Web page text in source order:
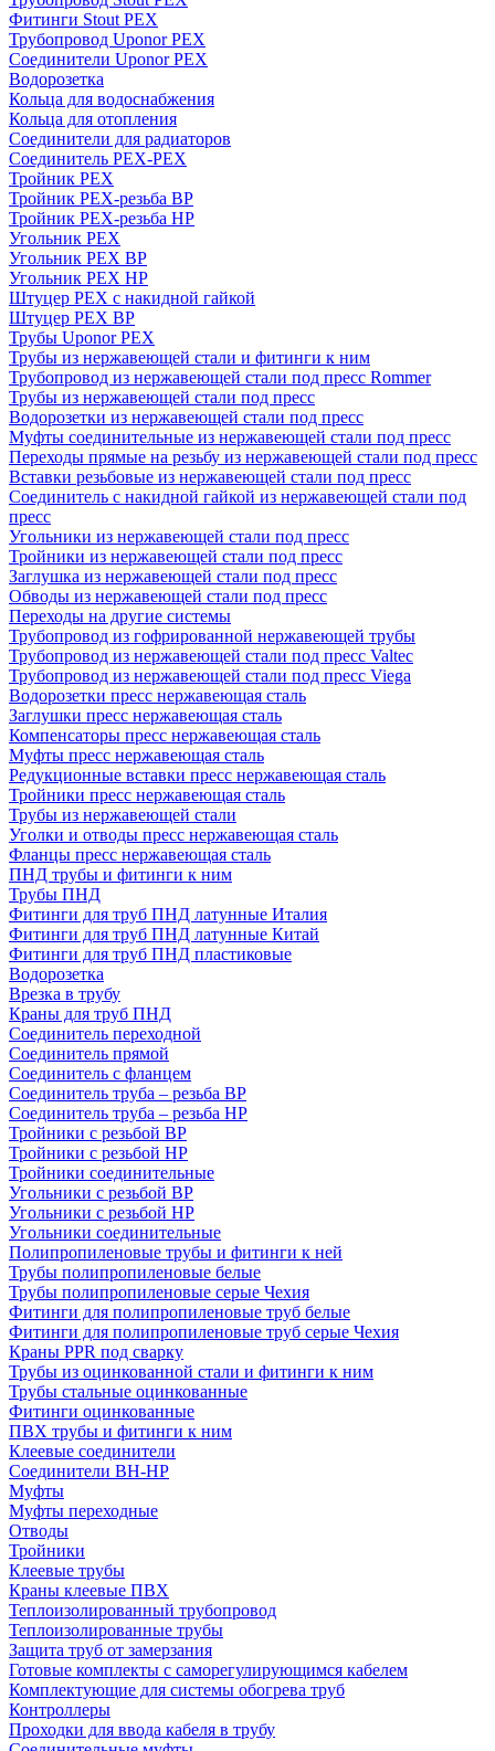
Фитинги Stout PEX
Трубопровод Uponor PEX
Соединители Uponor PEX
Водорозетка
Кольца для водоснабжения
Кольца для отопления
Соединители для радиаторов
Соединитель PEX-PEX
Тройник PEX
Тройник PEX-резьба ВР
Тройник PEX-резьба НР
Угольник PEX
Угольник PEX ВР
Угольник PEX НР
Штуцер PEX c накидной гайкой
Штуцер PEX ВР
Трубы Uponor PEX
Трубы из нержавеющей стали и фитинги к ним
Трубопровод из нержавеющей стали под пресс Rommer
Трубы из нержавеющей стали под пресс
Водорозетки из нержавеющей стали под пресс
Муфты соединительные из нержавеющей стали под пресс
Переходы прямые на резьбу из нержавеющей стали под пресс
Вставки резьбовые из нержавеющей стали под пресс
Соединитель с накидной гайкой из нержавеющей стали под
пресс
Угольники из нержавеющей стали под пресс
Тройники из нержавеющей стали под пресс
Заглушка из нержавеющей стали под пресс
Обводы из нержавеющей стали под пресс
Переходы на другие системы
Трубопровод из гофрированной нержавеющей трубы
Трубопровод из нержавеющей стали под пресс Valtec
Трубопровод из нержавеющей стали под пресс Viega
Водорозетки пресс нержавеющая сталь
Заглушки пресс нержавеющая сталь
Компенсаторы пресс нержавеющая сталь
Муфты пресс нержавеющая сталь
Редукционные вставки пресс нержавеющая сталь
Тройники пресс нержавеющая сталь
Трубы из нержавеющей стали
Уголки и отводы пресс нержавеющая сталь
Фланцы пресс нержавеющая сталь
ПНД трубы и фитинги к ним
Трубы ПНД
Фитинги для труб ПНД латунные Италия
Фитинги для труб ПНД латунные Китай
Фитинги для труб ПНД пластиковые
Водорозетка
Врезка в трубу
Краны для труб ПНД
Соединитель переходной
Соединитель прямой
Соединитель с фланцем
Соединитель труба – резьба ВР
Соединитель труба – резьба НР
Тройники с резьбой ВР
Тройники с резьбой НР
Тройники соединительные
Угольники с резьбой ВР
Угольники с резьбой НР
Угольники соединительные
Полипропиленовые трубы и фитинги к ней
Трубы полипропиленовые белые
Трубы полипропиленовые серые Чехия
Фитинги для полипропиленовые труб белые
Фитинги для полипропиленовые труб серые Чехия
Краны PPR под сварку
Трубы из оцинкованной стали и фитинги к ним
Трубы стальные оцинкованные
Фитинги оцинкованные
ПВХ трубы и фитинги к ним
Клеевые соединители
Соединители ВН-НР
Муфты
Муфты переходные
Отводы
Тройники
Клеевые трубы
Краны клеевые ПВХ
Теплоизолированный трубопровод
Теплоизолированные трубы
Защита труб от замерзания
Готовые комплекты с саморегулирующимся кабелем
Комплектующие для системы обогрева труб
Контроллеры
Проходки для ввода кабеля в трубу